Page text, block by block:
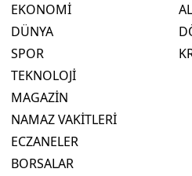
EKONOMİ
DÜNYA
SPOR
TEKNOLOJİ
MAGAZİN
NAMAZ VAKİTLERİ
ECZANELER
BORSALAR